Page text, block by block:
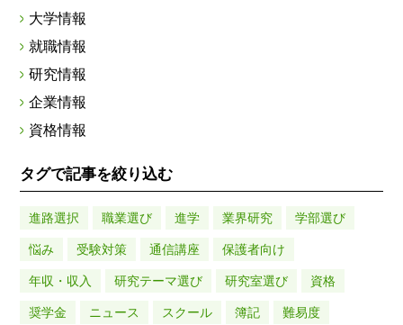
大学情報
就職情報
研究情報
企業情報
資格情報
タグで記事を絞り込む
進路選択 職業選び 進学 業界研究 学部選び
悩み 受験対策 通信講座 保護者向け
年収・収入 研究テーマ選び 研究室選び 資格
奨学金 ニュース スクール 簿記 難易度